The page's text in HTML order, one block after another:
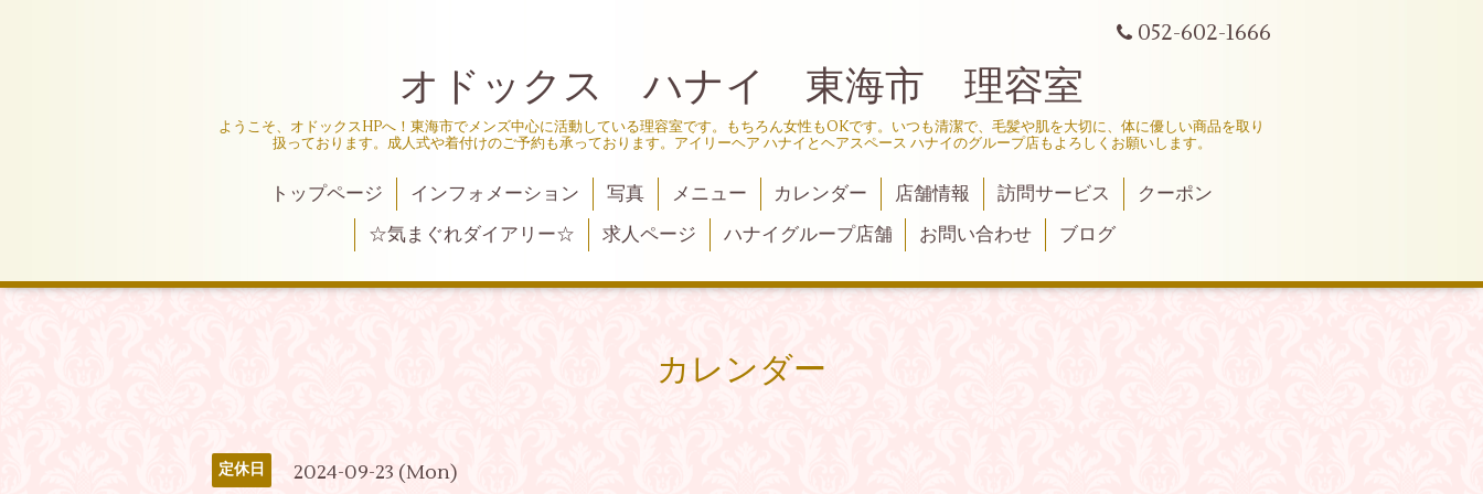
052-602-1666
オドックス ハナイ 東海市 理容室
ようこそ、オドックスHPへ！東海市でメンズ中心に活動している理容室です。もちろん女性もOKです。いつも清潔で、毛髪や肌を大切に、体に優しい商品を取り
扱っております。成人式や着付けのご予約も承っております。アイリーヘア ハナイとヘアスペース ハナイのグループ店もよろしくお願いします。
トップページ インフォメーション 写真 メニュー カレンダー 店舗情報 訪問サービス
クーポン
☆気まぐれダイアリー☆
求人ページ ハナイグループ店舗 お問い合わせ ブログ
カレンダー
定休日 2024-09-23 (Mon)